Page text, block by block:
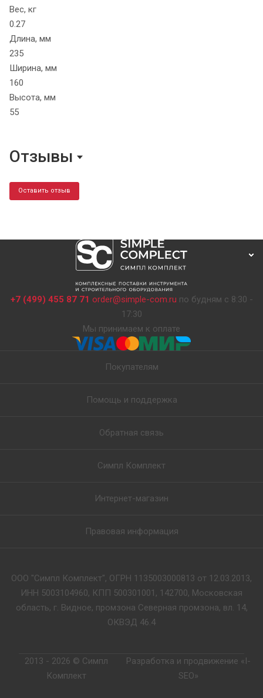
Вес, кг
0.27
Длина, мм
235
Ширина, мм
160
Высота, мм
55
Отзывы
Оставить отзыв
+7 (499) 455 87 71 order@simple-com.ru по будням с 8:30 -
17:30
Мы принимаем к оплате
Покупателям
Помощь и поддержка
Обратная связь
Симпл Комплект
Интернет-магазин
Правовая информация
ООО "Симпл Комплект", ОГРН 1135003000813 от 12.03.2013,
ИНН 5003104960, КПП 500301001, 142700, Московская
область, г. Видное, промзона Северная промзона, вл. 14,
ОКВЭД 46.4
2013 - 2026 © Симпл
Комплект
Разработка и продвижение «I-
SEO»